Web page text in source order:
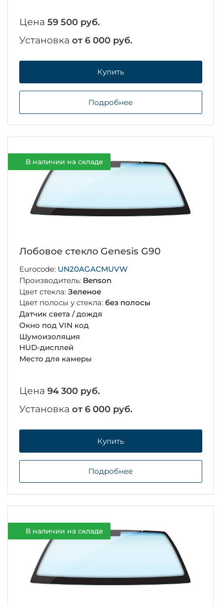
Цена 59 500 руб.
Установка от 6 000 руб.
Купить
Подробнее
В наличии на складе
Лобовое стекло Genesis G90
Eurocode: UN20AGACMUVW
Производитель: Benson
Цвет стекла: Зеленое
Цвет полосы у стекла: без полосы
Датчик света / дождя
Окно под VIN код
Шумоизоляция
HUD-дисплей
Место для камеры
Цена 94 300 руб.
Установка от 6 000 руб.
Купить
Подробнее
В наличии на складе